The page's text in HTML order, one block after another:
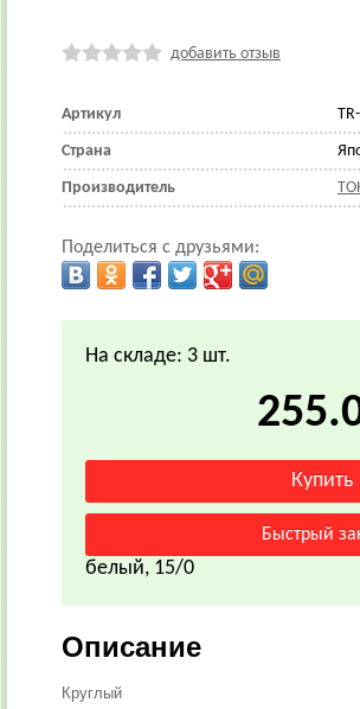
добавить отзыв
Артикул
Страна
Производитель
Поделиться с друзьями:
На складе: 3 шт.
белый, 15/0
Описание
Круглый